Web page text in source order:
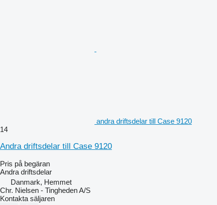
andra driftsdelar till Case 9120
14
Andra driftsdelar till Case 9120
Pris på begäran
Andra driftsdelar
Danmark, Hemmet
Chr. Nielsen - Tingheden A/S
Kontakta säljaren